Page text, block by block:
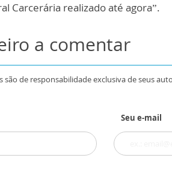
Carcerária realizado até agora”.
a comentar
são de responsabilidade exclusiva de seus
Seu e-mail